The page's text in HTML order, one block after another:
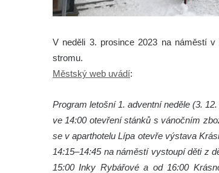
V neděli 3. prosince 2023 na náměstí
stromu.
Městský web uvádí:
Program letošní 1. adventní neděle (3.
ve 14:00 otevření stánků s vánočním
se v aparthotelu Lípa otevře výstava
14:15–14:45 na náměstí vystoupí děti z
15:00 Inky Rybářové a od 16:00